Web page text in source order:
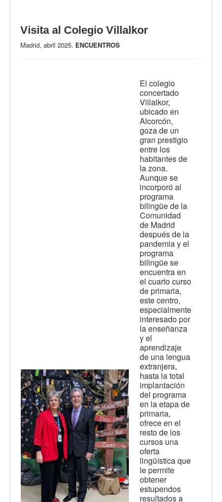
Visita al Colegio Villalkor
Madrid, abril 2025. ENCUENTROS
El colegio
concertado
Villalkor,
ubicado en
Alcorcón,
goza de un
gran prestigio
entre los
habitantes de
la zona.
Aunque se
incorporó al
programa
bilingüe de la
Comunidad
de Madrid
después de la
pandemia y el
programa
bilingüe se
encuentra en
el cuarto curso
de primaria,
este centro,
especialmente
interesado por
la enseñanza
y el
aprendizaje
de una lengua
extranjera,
hasta la total
implantación
del programa
en la etapa de
primaria,
ofrece en el
resto de los
cursos una
oferta
lingüística que
le permite
obtener
estupendos
resultados a